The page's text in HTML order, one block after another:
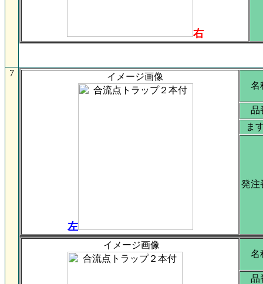
右
7 イメージ画像
左
名
品
ま
発注
イメージ画像
名
品